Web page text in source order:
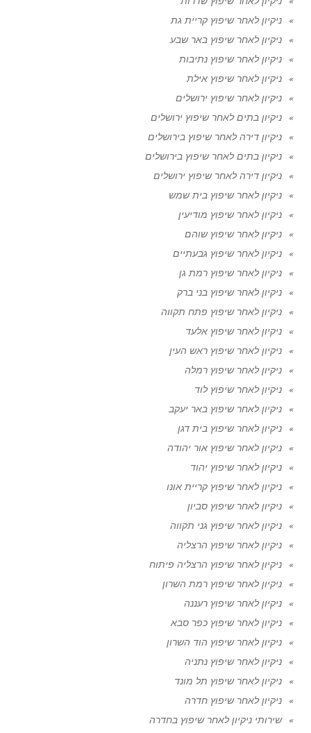
ניקיון לאחר שיפוץ קריית גת
ניקיון לאחר שיפוץ באר שבע
ניקיון לאחר שיפוץ נתיבות
ניקיון לאחר שיפוץ אילת
ניקיון לאחר שיפוץ ירושלים
ניקיון בתים לאחר שיפוץ ירושלים
ניקיון דירה לאחר שיפוץ בירושלים
ניקיון בתים לאחר שיפוץ בירושלים
ניקיון דירה לאחר שיפוץ ירושלים
ניקיון לאחר שיפוץ בית שמש
ניקיון לאחר שיפוץ מודיעין
ניקיון לאחר שיפוץ שוהם
ניקיון לאחר שיפוץ גבעתיים
ניקיון לאחר שיפוץ רמת גן
ניקיון לאחר שיפוץ בני ברק
ניקיון לאחר שיפוץ פתח תקווה
ניקיון לאחר שיפוץ אלעד
ניקיון לאחר שיפוץ ראש העין
ניקיון לאחר שיפוץ רמלה
ניקיון לאחר שיפוץ לוד
ניקיון לאחר שיפוץ באר יעקב
ניקיון לאחר שיפוץ בית דגן
ניקיון לאחר שיפוץ אור יהודה
ניקיון לאחר שיפוץ יהוד
ניקיון לאחר שיפוץ קריית אונו
ניקיון לאחר שיפוץ סביון
ניקיון לאחר שיפוץ גני תקווה
ניקיון לאחר שיפוץ הרצליה
ניקיון לאחר שיפוץ הרצליה פיתוח
ניקיון לאחר שיפוץ רמת השרון
ניקיון לאחר שיפוץ רעננה
ניקיון לאחר שיפוץ כפר סבא
ניקיון לאחר שיפוץ הוד השרון
ניקיון לאחר שיפוץ נתניה
ניקיון לאחר שיפוץ תל מונד
ניקיון לאחר שיפוץ חדרה
שירותי ניקיון לאחר שיפוץ בחדרה